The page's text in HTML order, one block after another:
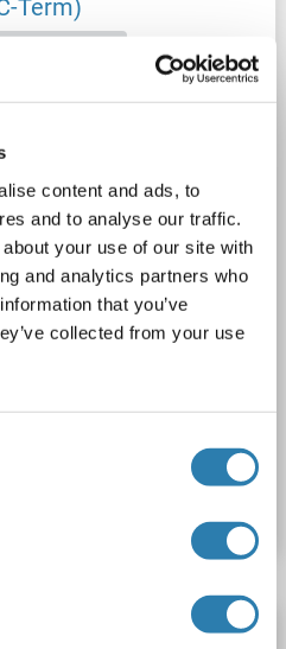
content and ads, to
and to analyse our traffic.
your use of our site with
and analytics partners who
that you’ve
collected from your use
Term)
Maus, Ratte